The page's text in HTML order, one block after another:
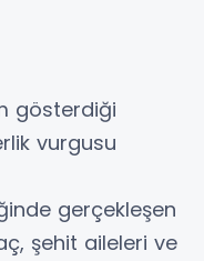
gösterdiği
vurgusu
gerçekleşen
şehit aileleri ve